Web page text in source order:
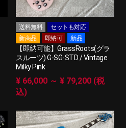
送料無料
セットも対応
新商品
即納可 新品
【即納可能】GrassRoots(グラ
スルーツ) G-SG-STD / Vintage
Milky Pink
¥ 66,000 ～ ¥ 79,200 (税
込)